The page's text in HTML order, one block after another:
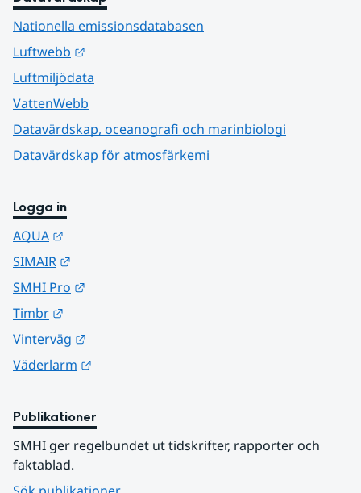
Nationella emissionsdatabasen
Luftwebb
Luftmiljödata
VattenWebb
Datavärdskap, oceanografi och marinbiologi
Datavärdskap för atmosfärkemi
Logga in
AQUA
SIMAIR
SMHI Pro
Timbr
Vinterväg
Väderlarm
Publikationer
SMHI ger regelbundet ut tidskrifter, rapporter och
faktablad.